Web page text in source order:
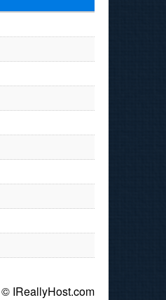
IReallyHost.com